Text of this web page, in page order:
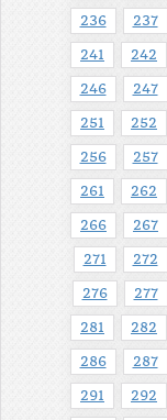
236 237
241 242
246 247
251 252
256 257
261 262
266 267
271 272
276 277
281 282
286 287
291 292